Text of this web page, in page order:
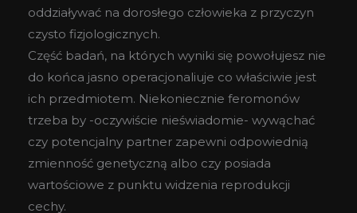
oddziaływać na dorosłego człowieka z przyczyn
czysto fizjologicznych.
Część badań, na których wyniki się powołujesz nie
do końca jasno operacjonaliuje co właściwie jest
ich przedmiotem. Niekoniecznie feromonów
trzeba by -oczywiście nieświadomie- wywąchać
czy potencjalny partner zapewni odpowiednią
zmienność genetyczną albo czy posiada
wartościowe z punktu widzenia reprodukcji
cechy.